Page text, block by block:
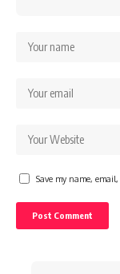
Save my name,